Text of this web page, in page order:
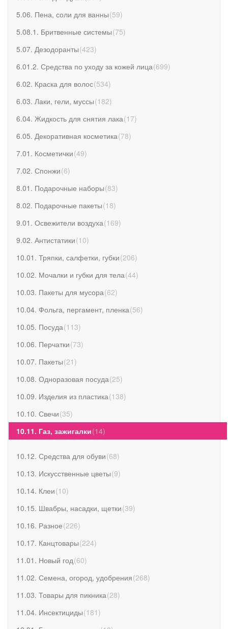
5.06. Пена, соли для ванны(59)
5.08.1. Бритвенные системы(75)
5.07. Дезодоранты(423)
6.01.2. Средства по уходу за кожей лица(699)
6.02. Краска для волос(534)
6.03. Лаки, гели, муссы(182)
6.04. Жидкость для снятия лака(17)
6.05. Декоративная косметика(78)
7.01. Косметички(49)
7.02. Спонжи(6)
8.01. Подарочные наборы(83)
8.02. Подарочные пакеты(18)
9.01. Освежители воздуха(169)
9.02. Антистатики(10)
10.01. Тряпки, салфетки, губки(206)
10.02. Мочалки и губки для тела(44)
10.03. Пакеты для мусора(62)
10.04. Фольга, пергамент, пленка(56)
10.05. Посуда(113)
10.06. Перчатки(73)
10.07. Пакеты(21 )
10.08. Одноразовая посуда(25)
10.09. Изделия из пластика(138)
10.10. Свечи(35)
10.11. Газ, зажигалки(14)
10.12. Средства для обуви(68)
10.13. Искусственные цветы(9)
10.14. Клеи(10)
10.15. Швабры, насадки, щетки(39)
10.16. Разное(226)
10.17. Канцтовары(224)
11.01. Новый год(60)
11.02. Семена, огород, удобрения(268)
11.03. Товары для пикника(28)
11.04. Инсектициды(181 )